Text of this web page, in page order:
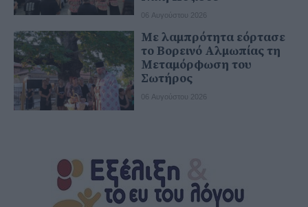
06 Αυγούστου 2026
Με λαμπρότητα εόρτασε
το Βορεινό Αλμωπίας τη
Μεταμόρφωση του
Σωτήρος
06 Αυγούστου 2026